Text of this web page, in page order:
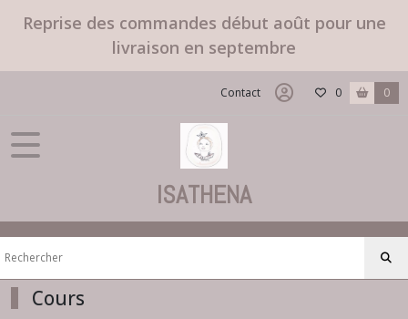
Reprise des commandes début août pour une
livraison en septembre
Contact 0 0
ISATHENA
Cours
Fermer
les
produits
résultats